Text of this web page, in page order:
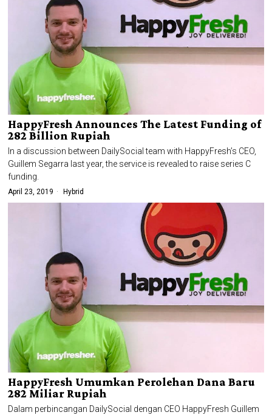
HappyFresh Announces The Latest Funding of
282 Billion Rupiah
In a discussion between DailySocial team with HappyFresh’s CEO,
Guillem Segarra last year, the service is revealed to raise series C
funding.
April 23, 2019 Hybrid
HappyFresh Umumkan Perolehan Dana Baru
282 Miliar Rupiah
Dalam perbincangan DailySocial dengan CEO HappyFresh Guillem